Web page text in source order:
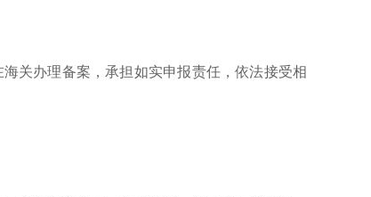
关办理备案，承担如实申报责任，依法接受相